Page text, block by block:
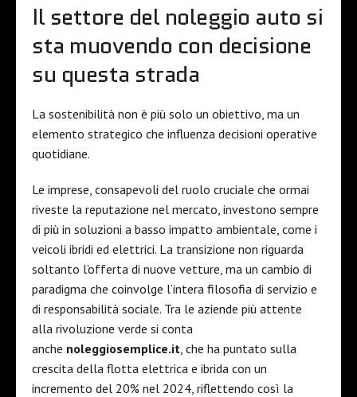
Il settore del noleggio auto si
sta muovendo con decisione
su questa strada
La sostenibilità non è più solo un obiettivo, ma un
elemento strategico che influenza decisioni operative
quotidiane.
Le imprese, consapevoli del ruolo cruciale che ormai
riveste la reputazione nel mercato, investono sempre
di più in soluzioni a basso impatto ambientale, come i
veicoli ibridi ed elettrici. La transizione non riguarda
soltanto l’offerta di nuove vetture, ma un cambio di
paradigma che coinvolge l’intera filosofia di servizio e
di responsabilità sociale. Tra le aziende più attente
alla rivoluzione verde si conta
anche noleggiosemplice.it, che ha puntato sulla
crescita della flotta elettrica e ibrida con un
incremento del 20% nel 2024, riflettendo così la